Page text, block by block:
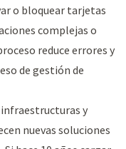
o bloquear tarjetas
complejas o
reduce errores y
de gestión de
infraestructuras y
nuevas soluciones